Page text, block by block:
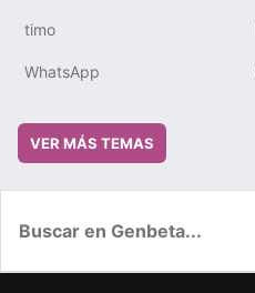
timo
WhatsApp
VER MÁS TEMAS